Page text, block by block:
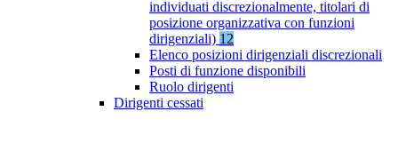
individuati discrezionalmente, titolari di
posizione organizzativa con funzioni
dirigenziali) 12
Elenco posizioni dirigenziali discrezionali
Posti di funzione disponibili
Ruolo dirigenti
Dirigenti cessati